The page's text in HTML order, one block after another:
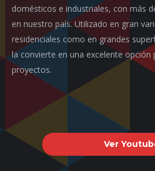
domésticos e industriales, con más
en nuestro país. Utilizado en gran
residenciales como en grandes
la convierte en una excelente opción
proyectos.
Ver